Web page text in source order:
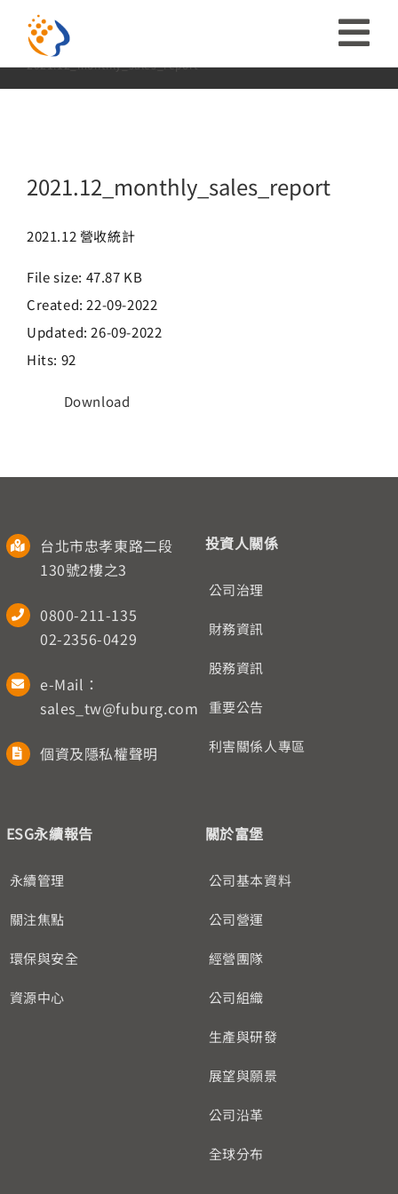
內
收
關於富堡
社會共榮
品牌介紹
人才招募
2021.12_monthly_sales_report
Home: 首頁
2021.12_monthly_sales_report
2021.12_monthly_sales_report
2021.12 營收統計
File size: 47.87 KB
Created: 22-09-2022
Updated: 26-09-2022
Hits: 92
Download
台北市忠孝東路二段
130號2樓之3
0800-211-135
02-2356-0429
e-Mail：
sales_tw@fuburg.com
個資及隱私權聲明
投資人關係
公司治理
財務資訊
股務資訊
重要公告
利害關係人專區
ESG永續報告
永續管理
關注焦點
環保與安全
資源中心
關於富堡
公司基本資料
公司營運
經營團隊
公司組織
生產與研發
展望與願景
公司沿革
全球分布